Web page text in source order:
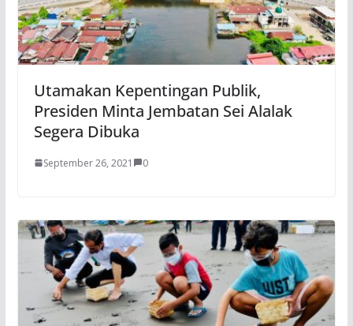
Utamakan Kepentingan Publik,
Presiden Minta Jembatan Sei Alalak
Segera Dibuka
September 26, 2021 0